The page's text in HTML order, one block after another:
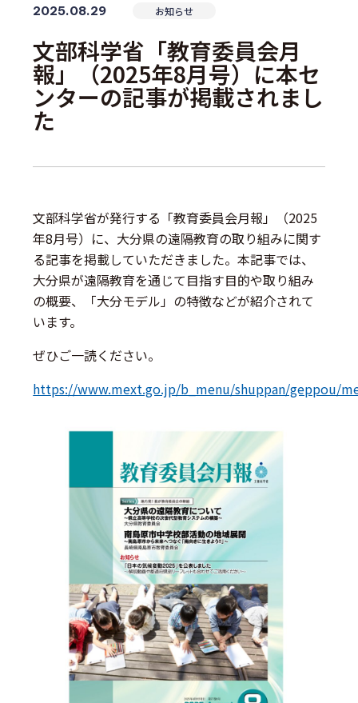
2025.08.29 お知らせ
文部科学省「教育委員会月
報」（2025年8月号）に本セ
ンターの記事が掲載されまし
た
文部科学省が発行する「教育委員会月報」（2025
年8月号）に、大分県の遠隔教育の取り組みに関す
る記事を掲載していただきました。本記事では、
大分県が遠隔教育を通じて目指す目的や取り組み
の概要、「大分モデル」の特徴などが紹介されて
います。
ぜひご一読ください。
https://www.mext.go.jp/b_menu/shuppan/geppou/